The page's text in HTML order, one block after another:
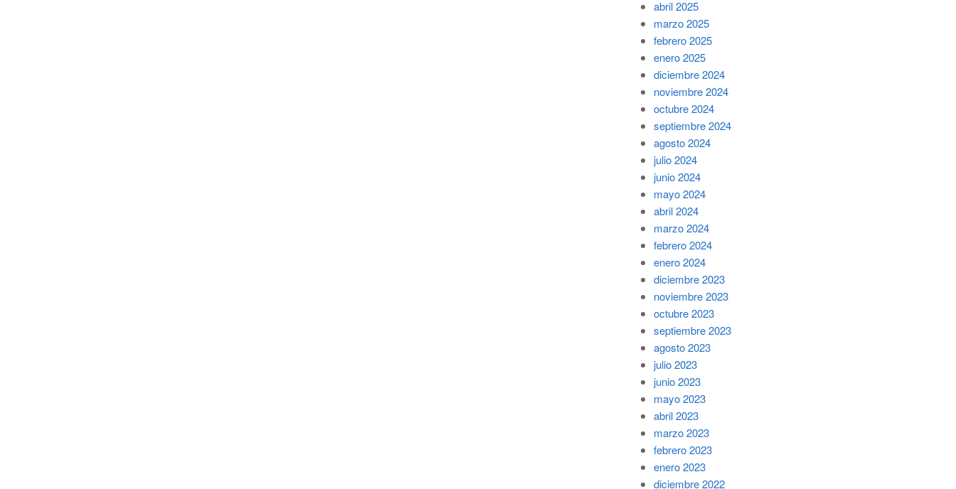
abril 2025
marzo 2025
febrero 2025
enero 2025
diciembre 2024
noviembre 2024
octubre 2024
septiembre 2024
agosto 2024
julio 2024
junio 2024
mayo 2024
abril 2024
marzo 2024
febrero 2024
enero 2024
diciembre 2023
noviembre 2023
octubre 2023
septiembre 2023
agosto 2023
julio 2023
junio 2023
mayo 2023
abril 2023
marzo 2023
febrero 2023
enero 2023
diciembre 2022